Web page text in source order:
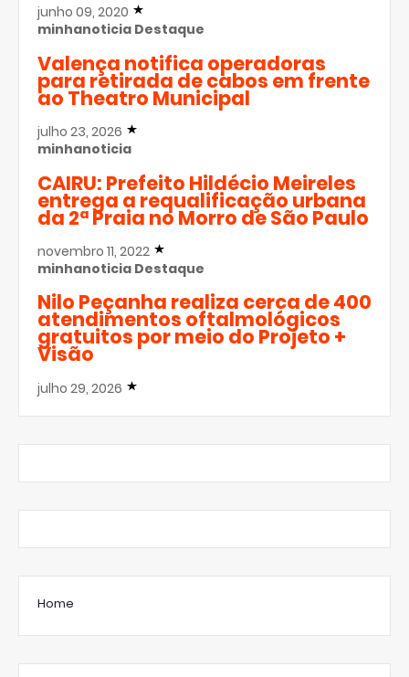
junho 09, 2020
minhanoticia Destaque
Valença notifica operadoras
para retirada de cabos em frente
ao Theatro Municipal
julho 23, 2026
minhanoticia
CAIRU: Prefeito Hildécio Meireles
entrega a requalificação urbana
da 2ª Praia no Morro de São Paulo
novembro 11, 2022
minhanoticia Destaque
Nilo Peçanha realiza cerca de 400
atendimentos oftalmológicos
gratuitos por meio do Projeto +
Visão
julho 29, 2026
Home